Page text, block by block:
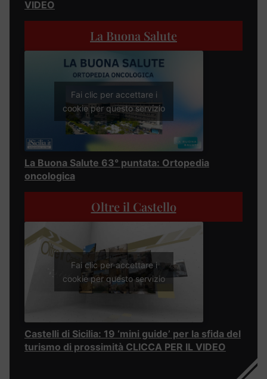
VIDEO
La Buona Salute
Fai clic per accettare i
cookie per questo servizio
La Buona Salute 63° puntata: Ortopedia
oncologica
Oltre il Castello
Fai clic per accettare i
cookie per questo servizio
Castelli di Sicilia: 19 ‘mini guide’ per la sfida del
turismo di prossimità CLICCA PER IL VIDEO